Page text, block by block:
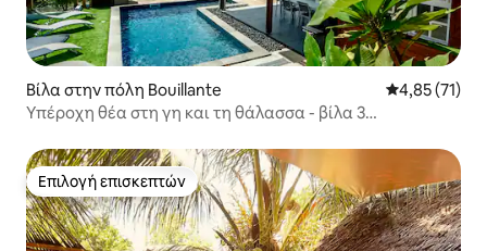
Βίλα στην πόλη Bouillante Μέση
4,85 (71)
Υπέροχη θέα στη γη και τη θάλασσα - βίλα 3
Επιλογή επισκεπτών
Επιλογή επισκεπτών